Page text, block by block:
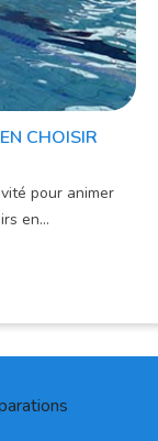
CHOISIR
pour animer
en...